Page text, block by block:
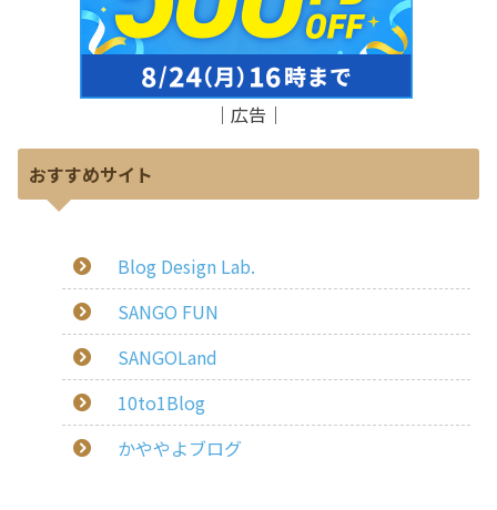
｜広告｜
おすすめサイト
Blog Design Lab.
SANGO FUN
SANGOLand
10to1Blog
かややよブログ